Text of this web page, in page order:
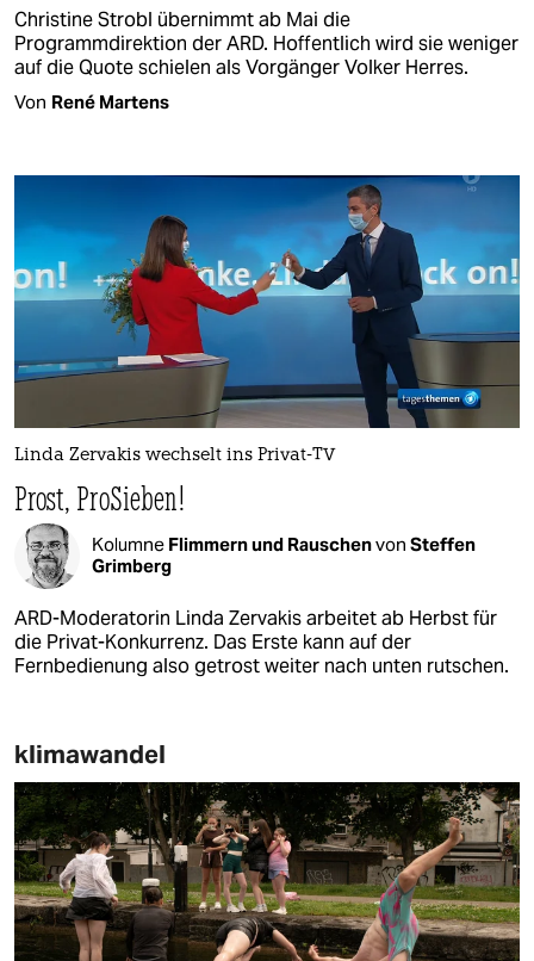
Christine Strobl übernimmt ab Mai die
Programmdirektion der ARD. Hoffentlich wird sie weniger
auf die Quote schielen als Vorgänger Volker Herres.
Von René Martens
Linda Zervakis wechselt ins Privat-TV
Prost, ProSieben!
Kolumne Flimmern und Rauschenvon Steffen
Grimberg
ARD-Moderatorin Linda Zervakis arbeitet ab Herbst für
die Privat-Konkurrenz. Das Erste kann auf der
Fernbedienung also getrost weiter nach unten rutschen.
klimawandel